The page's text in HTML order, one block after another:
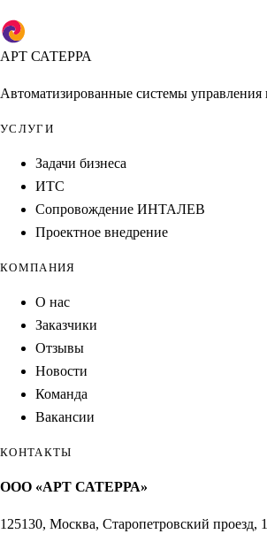
АРТ САТЕРРА
Автоматизированные системы управления
УСЛУГИ
Задачи бизнеса
ИТС
Сопровождение ИНТАЛЕВ
Проектное внедрение
КОМПАНИЯ
О нас
Заказчики
Отзывы
Новости
Команда
Вакансии
КОНТАКТЫ
ООО «АРТ САТЕРРА»
125130, Москва, Старопетровский проезд,